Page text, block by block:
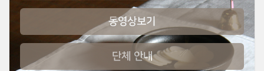
동영상보기
단체 안내